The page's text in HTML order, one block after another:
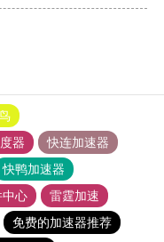
器
快连加速器
快鸭加速器
中心
雷霆加速
免费的加速器推荐